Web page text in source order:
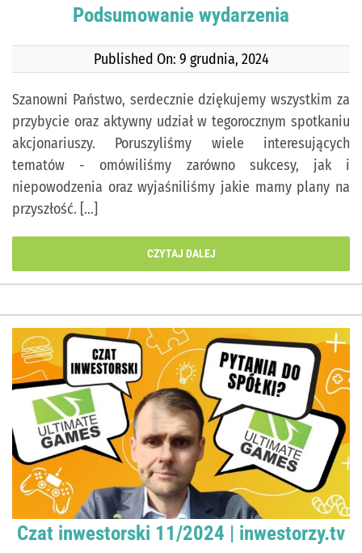
Podsumowanie wydarzenia
Published On: 9 grudnia, 2024
Szanowni Państwo, serdecznie dziękujemy wszystkim za
przybycie oraz aktywny udział w tegorocznym spotkaniu
akcjonariuszy. Poruszyliśmy wiele interesujących
tematów - omówiliśmy zarówno sukcesy, jak i
niepowodzenia oraz wyjaśniliśmy jakie mamy plany na
przyszłość. [...]
CZYTAJ DALEJ
Czat inwestorski 11/2024 | inwestorzy.tv